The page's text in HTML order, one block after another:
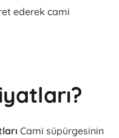
ederek cami
Cami süpürgesinin